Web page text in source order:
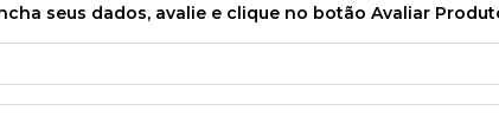
seus dados, avalie e clique no botão Avaliar